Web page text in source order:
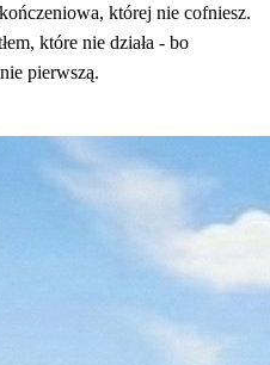
której nie cofniesz.
które nie działa - bo
pierwszą.